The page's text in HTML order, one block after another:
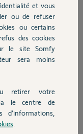
et scénario et smart,
et vous
ou de refuser
ou certains
des cookies
le site Somfy
sera moins
retirer votre
le centre de